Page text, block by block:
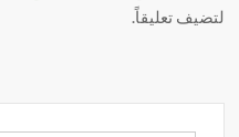
لتضيف تعليقاً.